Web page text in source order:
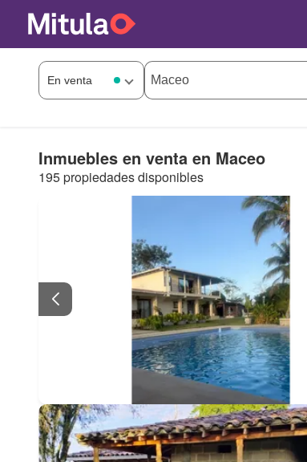
Inmuebles en venta en Maceo
195 propiedades disponibles